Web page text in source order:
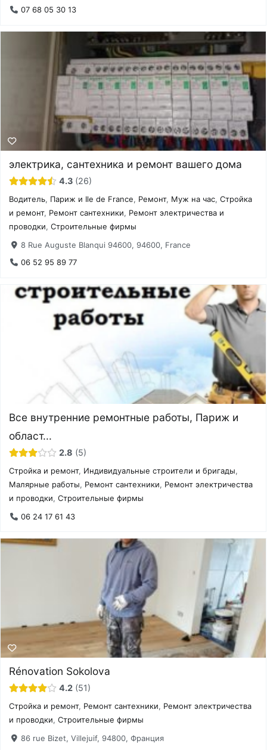
07 68 05 30 13
электрика, сантехника и ремонт вашего дома
4.3 26
Водитель, Париж и Ile de France, Ремонт, Муж на час,Стройка
и ремонт, Ремонт сантехники, Ремонт электричества и
проводки,Строительные фирмы
8 Rue Auguste Blanqui 94600, 94600, France
06 52 95 89 77
Все внутренние ремонтные работы, Париж и
област...
2.8 5
Стройка и ремонт, Индивидуальные строители и бригады,
Малярные работы, Ремонт сантехники, Ремонт электричества
и проводки,Строительные фирмы
06 24 17 61 43
Rénovation Sokolova
4.2 51
Стройка и ремонт, Ремонт сантехники, Ремонт электричества
и проводки,Строительные фирмы
86 rue Bizet, Villejuif, 94800, Франция